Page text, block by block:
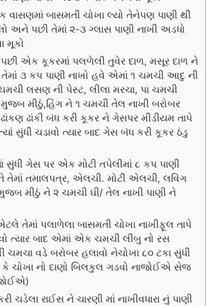
બાસમતી ચોખા લ્યો તેનેપણ પાણી થી
અને પછી તેમાં ૨-૩ ગ્લાસ પાણી નાખી અડધો
મૂકો
એક કૂકરમાં પલળેલી તુવેર દાળ, મસૂર દાળ ને
૩ કપ પાણી નાખો હવે એમાં ૧ ચમચી આદુ ની
લસણ ની પેસ્ટ, લીલા મરચા, પા ચમચી
મીઠું,હિંગ ને ૧ ચમચી તેલ નાખી બરોબર
ઢાંકી બંધ કરી કૂકર ને ગેસપર મીડીયમ તાપે
સુંધી ચડાવો ત્યાર બાદ ગેસ બંધ કરી કૂકર ઠંડુ
સુંધી ગેસ પર એક મોટી તપેલીમાં ૮ કપ પાણી
તેમાં તમાલપત્ર, એલચી. મોટી એલચી, લવિંગ
મીઠું ને ૨ ચમચી ઘી/ તેલ નાખી પાણી ને
તેમાં પલાળેલા બાસમતી ચોખા નાખીફૂલ તાપે
ત્યાર બાદ એમાં એક ચમચી લીંબુ નો રસ
ચમચા વડે બરોબર હલાવો નેચોખા ૮૦ ટકા સુંધી
ચોખા નો દાણો બિલકુલ ગડવો નાજોઈએ સેજ
ચડેલા રાઈસ ને ચારણી માં નાખીવધારા નું પાણી